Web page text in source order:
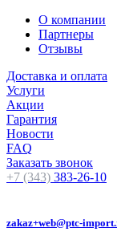
О компании
Партнеры
Отзывы
Доставка и оплата
Услуги
Акции
Гарантия
Новости
FAQ
Заказать звонок
+7 (343) 383-26-10
zakaz+web@ptc-